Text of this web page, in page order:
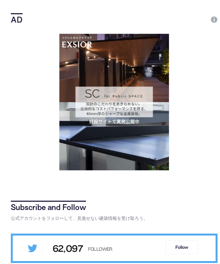
公式アカウントをフォローして、見逃せない建築情報を受け取ろう。
62,097 Follow